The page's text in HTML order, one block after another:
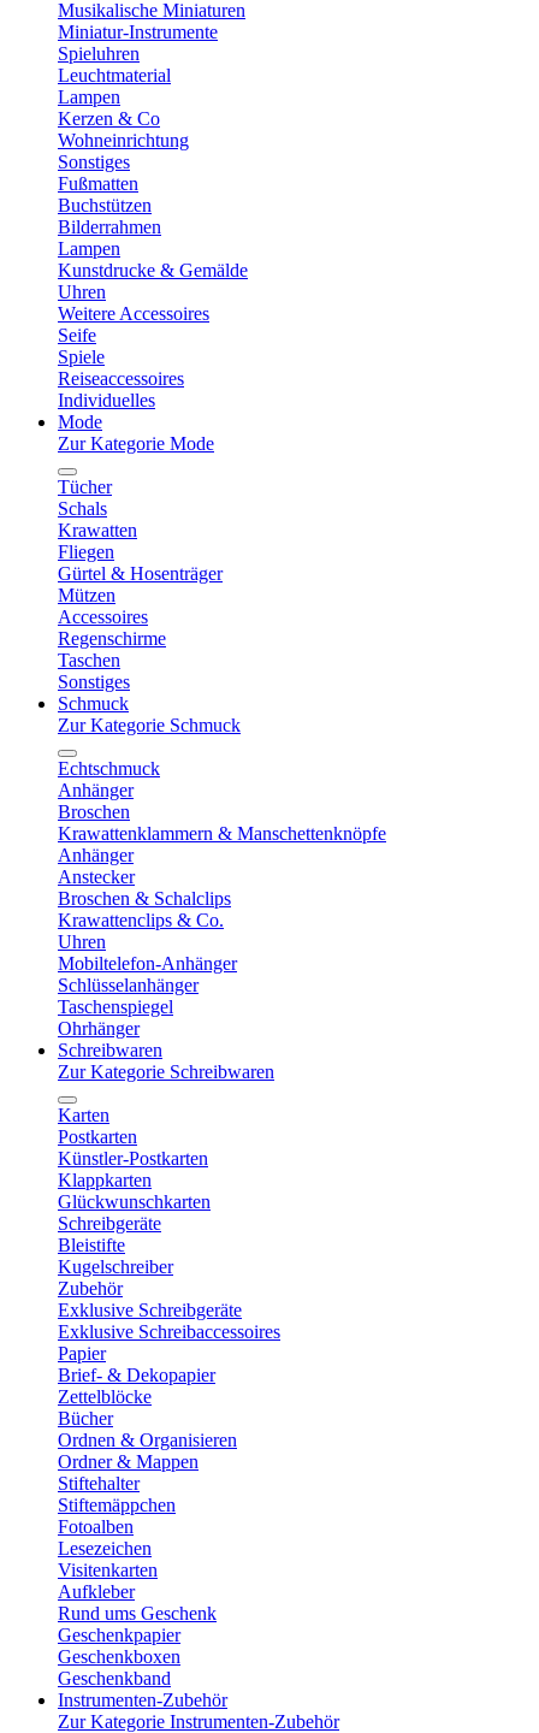
Musikalische Miniaturen
Miniatur-Instrumente
Spieluhren
Leuchtmaterial
Lampen
Kerzen & Co
Wohneinrichtung
Sonstiges
Fußmatten
Buchstützen
Bilderrahmen
Lampen
Kunstdrucke & Gemälde
Uhren
Weitere Accessoires
Seife
Spiele
Reiseaccessoires
Individuelles
Mode
Zur Kategorie Mode
Tücher
Schals
Krawatten
Fliegen
Gürtel & Hosenträger
Mützen
Accessoires
Regenschirme
Taschen
Sonstiges
Schmuck
Zur Kategorie Schmuck
Echtschmuck
Anhänger
Broschen
Krawattenklammern & Manschettenknöpfe
Anhänger
Anstecker
Broschen & Schalclips
Krawattenclips & Co.
Uhren
Mobiltelefon-Anhänger
Schlüsselanhänger
Taschenspiegel
Ohrhänger
Schreibwaren
Zur Kategorie Schreibwaren
Karten
Postkarten
Künstler-Postkarten
Klappkarten
Glückwunschkarten
Schreibgeräte
Bleistifte
Kugelschreiber
Zubehör
Exklusive Schreibgeräte
Exklusive Schreibaccessoires
Papier
Brief- & Dekopapier
Zettelblöcke
Bücher
Ordnen & Organisieren
Ordner & Mappen
Stiftehalter
Stiftemäppchen
Fotoalben
Lesezeichen
Visitenkarten
Aufkleber
Rund ums Geschenk
Geschenkpapier
Geschenkboxen
Geschenkband
Instrumenten-Zubehör
Zur Kategorie Instrumenten-Zubehör